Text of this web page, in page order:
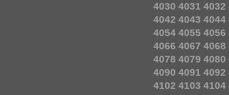
4030 4031 4032
4042 4043 4044
4054 4055 4056
4066 4067 4068
4078 4079 4080
4090 4091 4092
4102 4103 4104